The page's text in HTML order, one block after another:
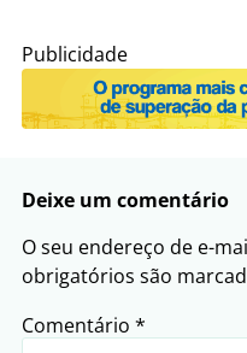
Publicidade
Deixe um comentário
O seu endereço de e-
obrigatórios são
Comentário *